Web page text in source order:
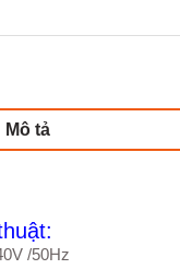
Mô tả
/50Hz